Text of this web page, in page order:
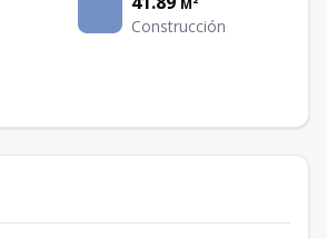
M²
Construcción